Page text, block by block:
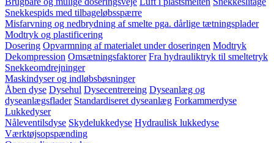
Snekkespids med tilbageløbsspærre
Misfarvning og nedbrydning af smelte pga. dårlige tætningsplader
Modtryk og plastificering
Dosering Opvarmning af materialet under doseringen Modtryk
Dekompression Omsætningsfaktorer Fra hydrauliktryk til smeltetryk
Snekkeomdrejninger
Maskindyser og indløbsbøsninger
Åben dyse Dysehul Dysecentrereing Dyseanlæg og
dyseanlægsflader Standardiseret dyseanlæg Forkammerdyse
Lukkedyser
Nåleventilsdyse Skydelukkedyse Hydraulisk lukkedyse
Værktøjsopspænding